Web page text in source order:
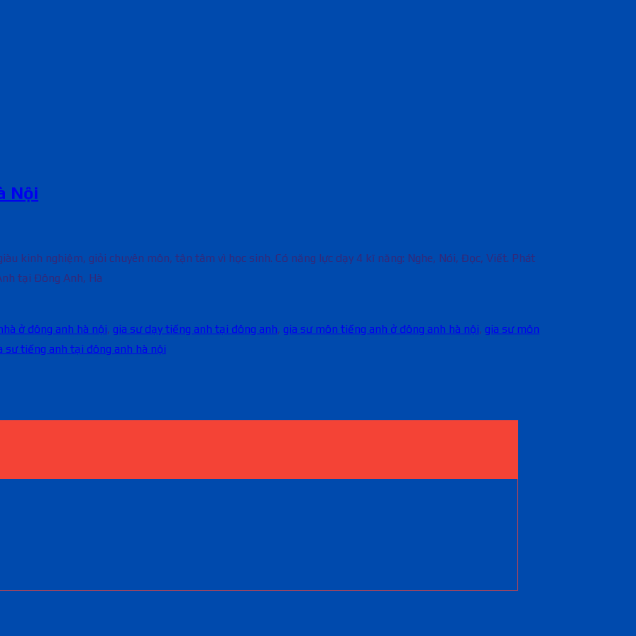
Nội
kinh nghiệm, giỏi chuyên môn, tận tâm vì học sinh. Có năng lực dạy 4 kĩ năng: Nghe, Nói, Đọc, Viết. Phát
tại Đông Anh, Hà
ở đông anh hà nội, gia sư dạy tiếng anh tại đông anh, gia sư môn tiếng anh ở đông anh hà nội, gia sư môn
sư tiếng anh tại đông anh hà nội